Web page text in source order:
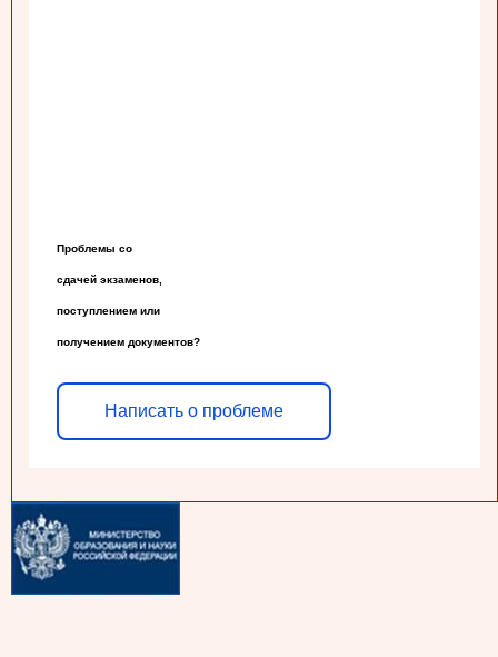
Проблемы со
сдачей экзаменов,
поступлением или
получением документов?
Написать о проблеме